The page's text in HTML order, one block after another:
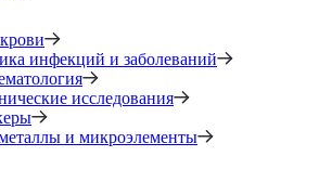
инфекций и заболеваний
исследования
и микроэлементы